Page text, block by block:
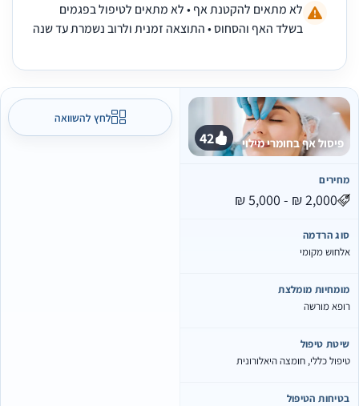
לא מתאים להקטנת אף • לא מתאים לטיפול בפגמים
בשלד האף והסחוס • התוצאה זמנית ולרוב נשמרת עד שנה
לחץ להשוואה
פיסול אף בחומרי מילוי 42
‏2,000 ₪ - ‏5,000 ₪
הרדמה
מקומי
מומלצת
מורשה
טיפול
כללי, חומצה היאלורונית
הטיפול